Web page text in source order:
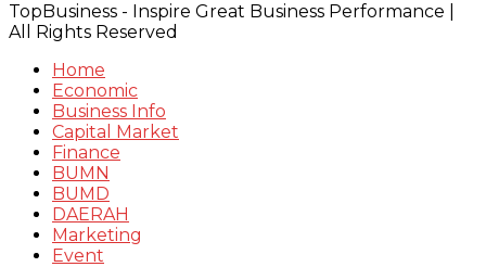
TopBusiness - Inspire Great Business Performance |
All Rights Reserved
Home
Economic
Business Info
Capital Market
Finance
BUMN
BUMD
DAERAH
Marketing
Event